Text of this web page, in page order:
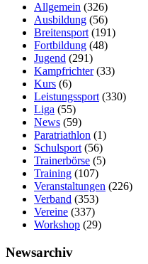
Allgemein (326)
Ausbildung (56)
Breitensport (191)
Fortbildung (48)
Jugend (291)
Kampfrichter(33)
Kurs (6)
Leistungssport (330)
Liga (55)
News (59)
Paratriathlon (1)
Schulsport (56)
Trainerbörse (5)
Training (107)
Veranstaltungen (226)
Verband (353)
Vereine (337)
Workshop (29)
Newsarchiv